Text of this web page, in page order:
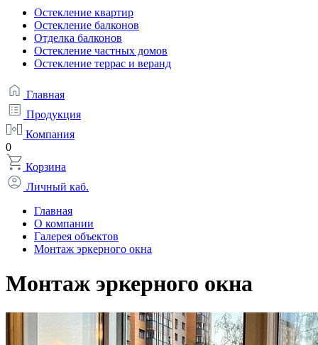
Остекление квартир
Остекление балконов
Отделка балконов
Остекление частных домов
Остекление террас и веранд
Главная
Продукция
Компания
0
Корзина
Личный каб.
Главная
О компании
Галерея объектов
Монтаж эркерного окна
Монтаж эркерного окна